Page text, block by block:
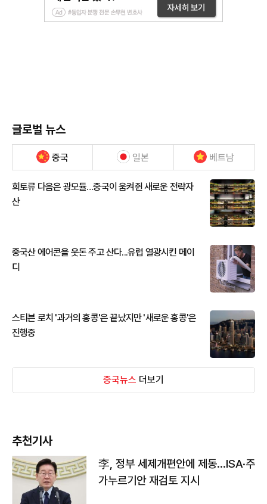
글로벌 뉴스
중국 일본 베트남
희토류 다음은 광모듈…중국이 움켜쥔 새로운 전략자
산
중국산 에어콘을 웃돈 주고 산다...유럽 열광시킨 메이
디
스티븐 로치 '과거의 홍콩'은 끝났지만 '새로운 홍콩'은
진행중
중국뉴스 더보기
추천기사
李, 정부 세제개편안에 제동…ISA·주
가누르기안 재검토 지시